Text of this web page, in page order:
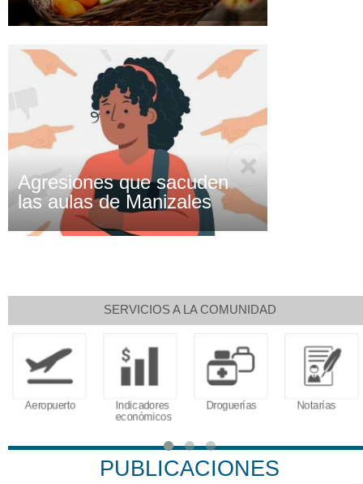
Agresiones que sacuden
las aulas de Manizales
SERVICIOS A LA COMUNIDAD
Aeropuerto
Indicadores
económicos
Droguerías Notarías
PUBLICACIONES